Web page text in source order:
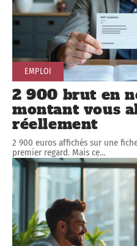
EMPLOI
2 900 brut en
montant vous
réellement
2 900 euros affichés sur une
premier regard. Mais ce…